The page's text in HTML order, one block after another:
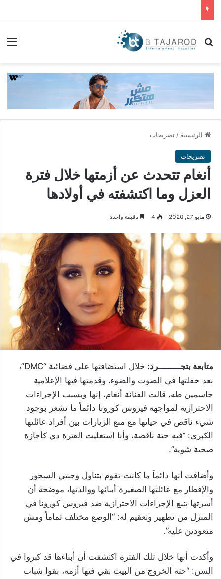
بحث عن
الرئيسية / تصريحات
تصريحات
أنغام تتحدث عن أزمتها خلال فترة
العزل وما اكتشفته في أولادها
مايو 27, 2020 4 دقيقة واحدة
متابعة بتجـــــــــرد:
خلال استضافتها على فضائية “DMC”،
بعد حفلتها في الصوت والضوء، وقدمتها فيها الإعلامية
جاسمين طه، قالت الفنانة أنغام، إنها وبسبب الإجراءات
الاحترازية لمواجهة فيروس كورونا دائماً ما تشعر بوجود
شيء ناقص في حياتها مع منع الزيارات بين أفراد عائلتها
الكبرى: “فيه حتة ناقصة، وأنا استغليت الفترة دي كأجازة
صحية شوية”.
وأضافت أنها دائماً ما كانت تقوم بتناول وجبتي السحور
والإفطار مع عائلتها الصغيرة أبنائها ووالدتها، موضحة أن
أسرتها تتبع الإجراءات الاحترازية ضد فيروس كورونا في
المنزل من تطهير وتعقيم له: “الوضع مختلف تماماً ومش
متعودين عليه”.
وأكدت أنها خلال تلك الفترة اكتشفت أن أبناءها قد كبروا في
السن: “حتة الخروج من البيت بقي فيها أزمة، بقوا شباب